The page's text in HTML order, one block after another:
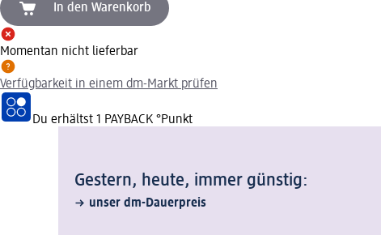
In den Warenkorb
Momentan nicht lieferbar
Verfügbarkeit in einem dm-Markt prüfen
Du erhältst 1 PAYBACK °Punkt
Gestern, heute, immer günstig:
unser dm-Dauerpreis